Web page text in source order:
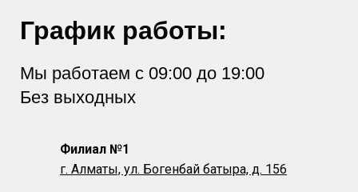
График работы:
Мы работаем с 09:00 до 19:00
Без выходных
Филиал №1
г. Алматы, ул. Богенбай батыра, д. 156